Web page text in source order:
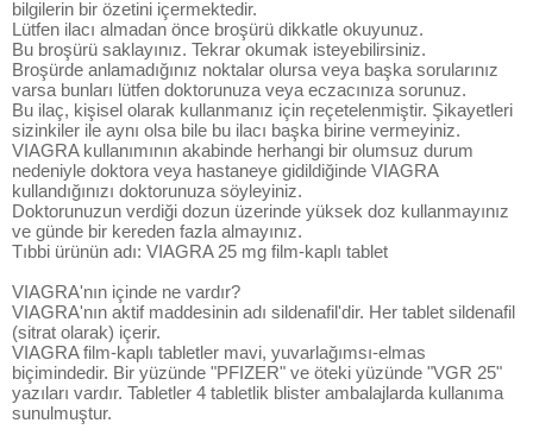
bilgilerin bir özetini içermektedir.
Lütfen ilacı almadan önce broşürü dikkatle okuyunuz.
Bu broşürü saklayınız. Tekrar okumak isteyebilirsiniz.
Broşürde anlamadığınız noktalar olursa veya başka sorularınız
varsa bunları lütfen doktorunuza veya eczacınıza sorunuz.
Bu ilaç, kişisel olarak kullanmanız için reçetelenmiştir. Şikayetleri
sizinkiler ile aynı olsa bile bu ilacı başka birine vermeyiniz.
VIAGRA kullanımının akabinde herhangi bir olumsuz durum
nedeniyle doktora veya hastaneye gidildiğinde VIAGRA
kullandığınızı doktorunuza söyleyiniz.
Doktorunuzun verdiği dozun üzerinde yüksek doz kullanmayınız
ve günde bir kereden fazla almayınız.
Tıbbi ürünün adı: VIAGRA 25 mg film-kaplı tablet
VIAGRA'nın içinde ne vardır?
VIAGRA'nın aktif maddesinin adı sildenafil'dir. Her tablet sildenafil
(sitrat olarak) içerir.
VIAGRA film-kaplı tabletler mavi, yuvarlağımsı-elmas
biçimindedir. Bir yüzünde "PFIZER" ve öteki yüzünde "VGR 25"
yazıları vardır. Tabletler 4 tabletlik blister ambalajlarda kullanıma
sunulmuştur.